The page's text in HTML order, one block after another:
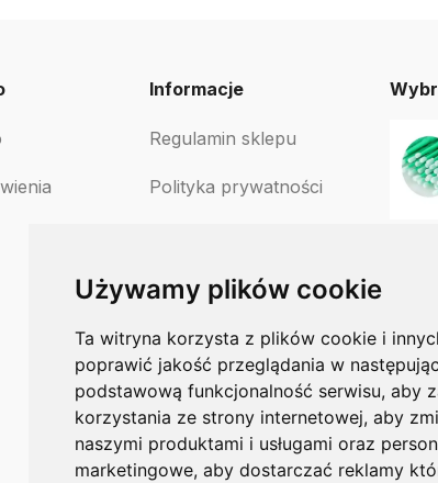
Używamy plików cookie
Ta witryna korzysta z plików cookie i
poprawić jakość przeglądania w
podstawową funkcjonalność serwisu, aby
korzystania ze strony internetowej, aby
naszymi produktami i usługami oraz
marketingowe, aby dostarczać reklamy
Informacje
Regulamin sklepu
Polityka prywatności